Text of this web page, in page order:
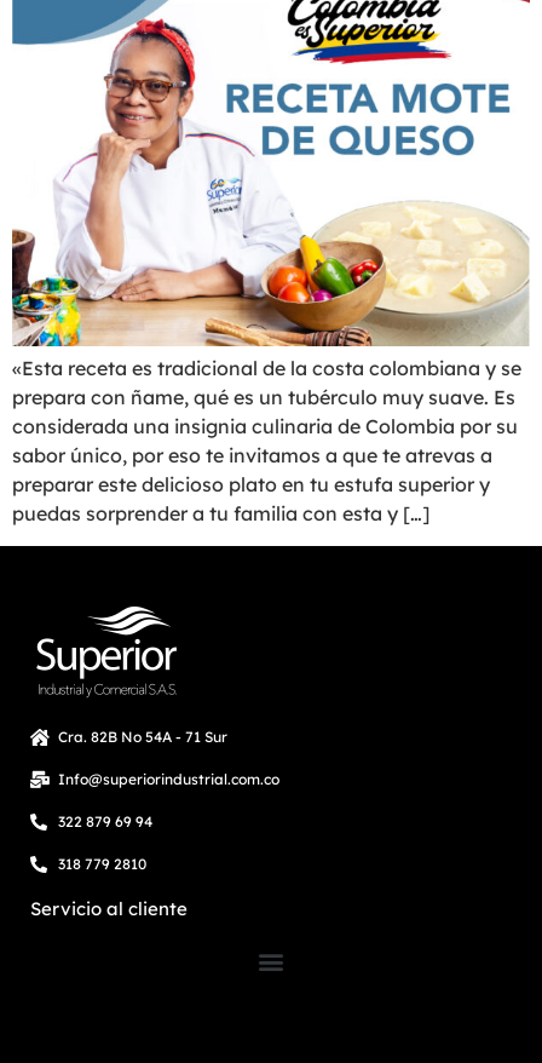
«Esta receta es tradicional de la costa colombiana y se
prepara con ñame, qué es un tubérculo muy suave. Es
considerada una insignia culinaria de Colombia por su
sabor único, por eso te invitamos a que te atrevas a
preparar este delicioso plato en tu estufa superior y
puedas sorprender a tu familia con esta y […]
Cra. 82B No 54A - 71 Sur
Info@superiorindustrial.com.co
322 879 69 94
318 779 2810
Servicio al cliente